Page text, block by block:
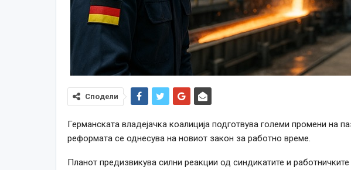
Сподели
Германската владејачка коалиција подготвува големи промени на
реформата се однесува на новиот закон за работно време.
Планот предизвикува силни реакции од синдикатите и